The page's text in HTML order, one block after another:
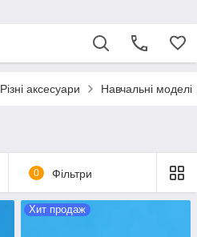
Різні аксесуари Навчальні моделі
0 Фільтри
Хит продаж